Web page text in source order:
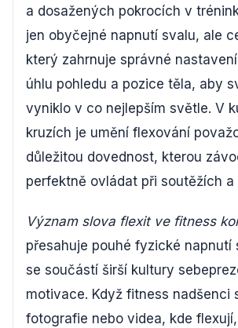
a dosažených pokrocích v
jen obyčejné napnutí svalu, ale
který zahrnuje správné
úhlu pohledu a pozice těla, aby
vyniklo v co nejlepším světle. V
kruzích je umění flexování
důležitou dovednost, kterou
perfektně ovládat při soutěžích
Význam slova flexit ve fitness
přesahuje pouhé fyzické napnutí
se součástí širší kultury
motivace. Když fitness nadšenci
fotografie nebo videa, kde